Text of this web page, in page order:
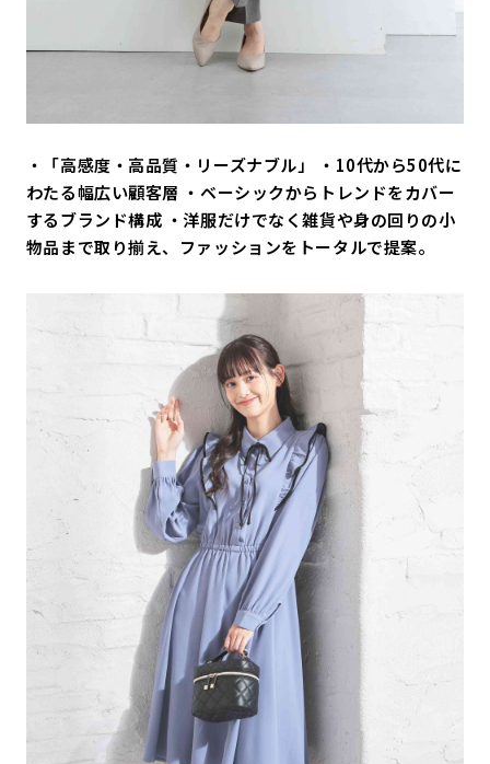
・「高感度・高品質・リーズナブル」 ・10代から50代に
わたる幅広い顧客層 ・ベーシックからトレンドをカバー
するブランド構成 ・洋服だけでなく雑貨や身の回りの小
物品まで取り揃え、ファッションをトータルで提案。